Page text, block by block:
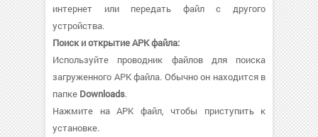
интернет или передать файл с другого
устройства.
Поиск и открытие APK файла:
Используйте проводник файлов для поиска
загруженного APK файла. Обычно он находится в
папке Downloads.
Нажмите на APK файл, чтобы приступить к
установке.